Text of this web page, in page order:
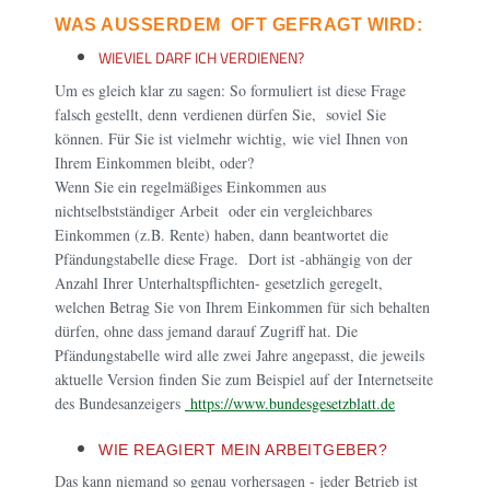
WAS AUSSERDEM OFT GEFRAGT WIRD:
WIEVIEL DARF ICH VERDIENEN?
Um es gleich klar zu sagen: So formuliert ist diese Frage
falsch gestellt, denn verdienen dürfen Sie, soviel Sie
können. Für Sie ist vielmehr wichtig, wie viel Ihnen von
Ihrem Einkommen bleibt, oder?
Wenn Sie ein regelmäßiges Einkommen aus
nichtselbstständiger Arbeit oder ein vergleichbares
Einkommen (z.B. Rente) haben, dann beantwortet die
Pfändungstabelle diese Frage. Dort ist -abhängig von der
Anzahl Ihrer Unterhaltspflichten- gesetzlich geregelt,
welchen Betrag Sie von Ihrem Einkommen für sich behalten
dürfen, ohne dass jemand darauf Zugriff hat. Die
Pfändungstabelle wird alle zwei Jahre angepasst, die jeweils
aktuelle Version finden Sie zum Beispiel auf der Internetseite
des Bundesanzeigers https://www.bundesgesetzblatt.de
WIE REAGIERT MEIN ARBEITGEBER?
Das kann niemand so genau vorhersagen - jeder Betrieb ist